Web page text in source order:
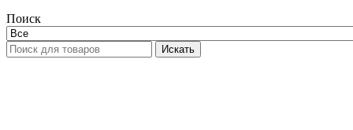
Поиск
Искать